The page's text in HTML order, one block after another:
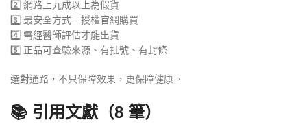
2️⃣ 網路上九成以上為假貨
3️⃣ 最安全方式＝授權官網購買
4️⃣ 需經醫師評估才能出貨
5️⃣ 正品可查驗來源、有批號、有封條
選對通路，不只保障效果，更保障健康。
📚 引用文獻（8 筆）